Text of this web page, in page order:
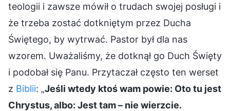
teologii i zawsze mówił o trudach swojej posługi i
że trzeba zostać dotkniętym przez Ducha
Świętego, by wytrwać. Pastor był dla nas
wzorem. Uważaliśmy, że dotknął go Duch Święty
i podobał się Panu. Przytaczał często ten werset
z Biblii: „Jeśli wtedy ktoś wam powie: Oto tu jest
Chrystus, albo: Jest tam – nie wierzcie.